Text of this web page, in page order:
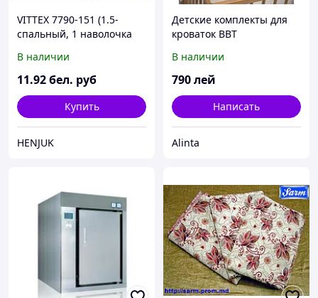
VITTEX 7790-151 (1.5-
спальный, 1 наволочка
В наличии
11.92бел. руб
Купить
HENJUK
Детские комплекты для
кроваток BBT
В наличии
790лей
Написать
Alinta